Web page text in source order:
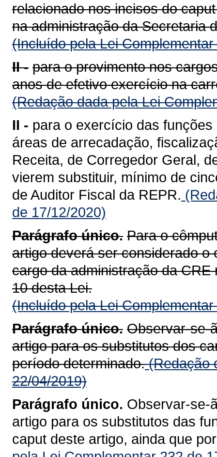
relacionado nos incisos do
na administração da Secretaria
(Incluído pela Lei
II - para o provimento nos
anos de efetivo exercício na
(Redação dada pela Lei
II - para o exercício das
áreas de arrecadação,
Receita, de Corregedor Geral,
vierem substituir, mínimo de
de Auditor Fiscal da REPR.
de 17/12/2020)
Parágrafo único. Para o
artigo deverá ser considerado
cargo da administração da
10 desta Lei.
(Incluído pela Lei
Parágrafo único. Observar-se-
artigo para os substitutos dos
período determinado.(Redação
22/04/2019)
Parágrafo único. Observar-se-
artigo para os substitutos das
caput deste artigo, ainda que